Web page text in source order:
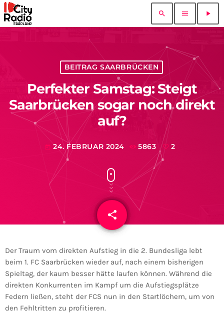
search menu play_arrow
BEITRAG SAARBRÜCKEN
Perfekter Samstag: Steigt
Saarbrücken sogar noch direkt
auf?
today 24. FEBRUAR 2024 5863 2
share
email
Der Traum vom direkten Aufstieg in die 2. Bundesliga lebt
beim 1. FC Saarbrücken wieder auf, nach einem bisherigen
Spieltag, der kaum besser hätte laufen können. Während die
direkten Konkurrenten im Kampf um die Aufstiegsplätze
Federn ließen, steht der FCS nun in den Startlöchern, um von
den Fehltritten zu profitieren.